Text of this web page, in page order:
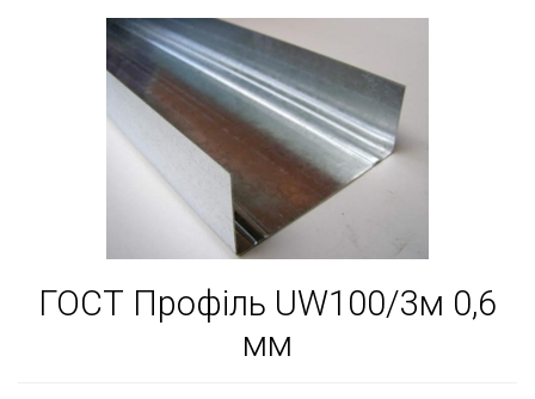
ГОСТ Профіль UW100/3м 0,6
мм